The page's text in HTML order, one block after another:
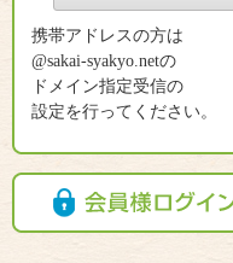
携帯アドレスの方は
@sakai-syakyo.netの
ドメイン指定受信の
設定を行ってください。